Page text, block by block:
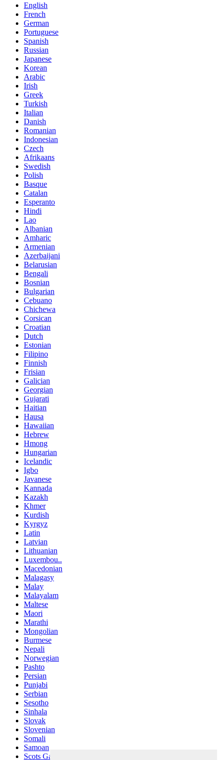
English
French
German
Portuguese
Spanish
Russian
Japanese
Korean
Arabic
Irish
Greek
Turkish
Italian
Danish
Romanian
Indonesian
Czech
Afrikaans
Swedish
Polish
Basque
Catalan
Esperanto
Hindi
Lao
Albanian
Amharic
Armenian
Azerbaijani
Belarusian
Bengali
Bosnian
Bulgarian
Cebuano
Chichewa
Corsican
Croatian
Dutch
Estonian
Filipino
Finnish
Frisian
Galician
Georgian
Gujarati
Haitian
Hausa
Hawaiian
Hebrew
Hmong
Hungarian
Icelandic
Igbo
Javanese
Kannada
Kazakh
Khmer
Kurdish
Kyrgyz
Latin
Latvian
Lithuanian
Luxembou..
Macedonian
Malagasy
Malay
Malayalam
Maltese
Maori
Marathi
Mongolian
Burmese
Nepali
Norwegian
Pashto
Persian
Punjabi
Serbian
Sesotho
Sinhala
Slovak
Slovenian
Somali
Samoan
Scots Gaelic